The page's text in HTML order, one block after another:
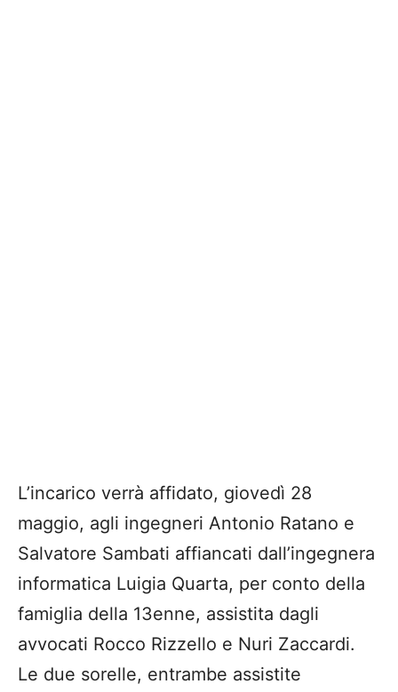
L’incarico verrà affidato, giovedì 28
maggio, agli ingegneri Antonio Ratano e
Salvatore Sambati affiancati dall’ingegnera
informatica Luigia Quarta, per conto della
famiglia della 13enne, assistita dagli
avvocati Rocco Rizzello e Nuri Zaccardi.
Le due sorelle, entrambe assistite